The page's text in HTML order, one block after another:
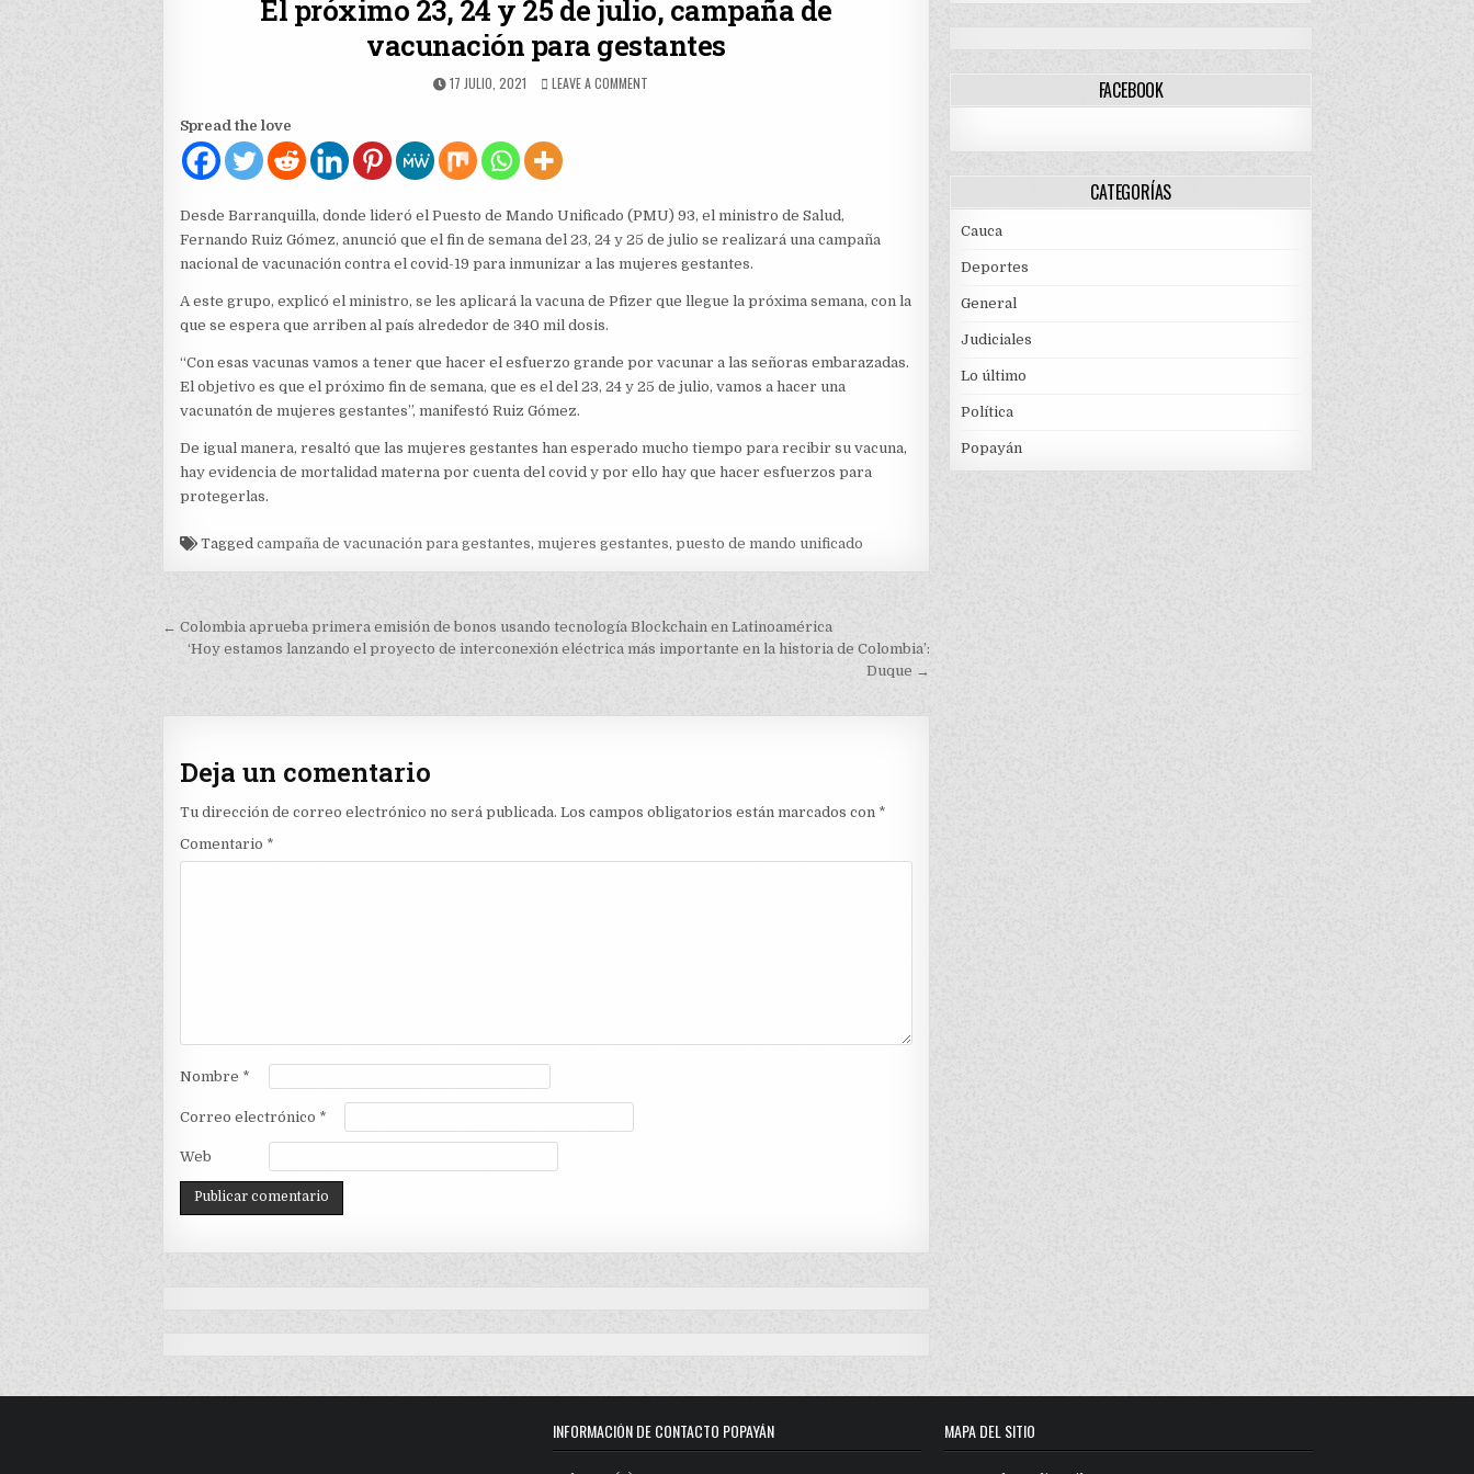
El próximo 23, 24 y 25 de julio, campaña de
vacunación para gestantes
PUBLISHED
17 JULIO, 2021 LEAVE A COMMENT
DE
JULIO,
CAMPAÑA
DE
PARA
Spread the love
Desde Barranquilla, donde lideró el Puesto de Mando Unificado (PMU) 93, el ministro de Salud,
Fernando Ruiz Gómez, anunció que el fin de semana del 23, 24 y 25 de julio se realizará una campaña
nacional de vacunación contra el covid-19 para inmunizar a las mujeres gestantes.
A este grupo, explicó el ministro, se les aplicará la vacuna de Pfizer que llegue la próxima semana, con la
que se espera que arriben al país alrededor de 340 mil dosis.
“Con esas vacunas vamos a tener que hacer el esfuerzo grande por vacunar a las señoras embarazadas.
El objetivo es que el próximo fin de semana, que es el del 23, 24 y 25 de julio, vamos a hacer una
vacunatón de mujeres gestantes”, manifestó Ruiz Gómez.
De igual manera, resaltó que las mujeres gestantes han esperado mucho tiempo para recibir su vacuna,
hay evidencia de mortalidad materna por cuenta del covid y por ello hay que hacer esfuerzos para
protegerlas.
Taggedcampaña de vacunación para gestantes,mujeres gestantes,puesto de mando unificado
Navegación
de
← Colombia aprueba primera emisión de bonos usando tecnología Blockchain en Latinoamérica
‘Hoy estamos lanzando el proyecto de interconexión eléctrica más importante en la historia de Colombia’:
Duque →
Deja un comentario
Tu dirección de correo electrónico no será publicada. Los campos obligatorios están marcados con *
Comentario *
Nombre *
Correo electrónico *
Web
FACEBOOK
CATEGORÍAS
Cauca
Deportes
General
Judiciales
Lo último
Política
Popayán
INFORMACIÓN DE CONTACTO POPAYÁN MAPA DEL SITIO